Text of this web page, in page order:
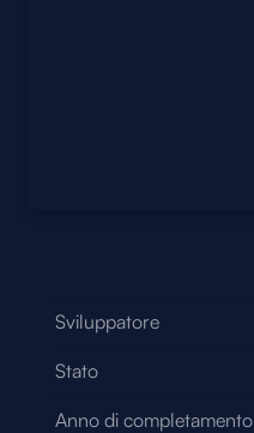
Sviluppatore
Stato
Anno di completamento